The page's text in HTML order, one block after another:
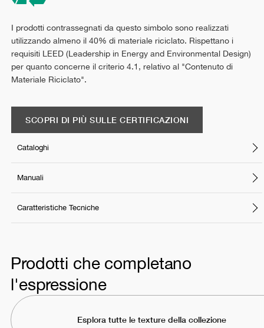
I prodotti contrassegnati da questo simbolo sono realizzati
utilizzando almeno il 40% di materiale riciclato. Rispettano i
requisiti LEED (Leadership in Energy and Environmental Design)
per quanto concerne il criterio 4.1, relativo al "Contenuto di
Materiale Riciclato".
SCOPRI DI PIÙ SULLE CERTIFICAZIONI
Cataloghi
Manuali
Caratteristiche Tecniche
Prodotti che completano
l'espressione
Esplora tutte le texture della collezione